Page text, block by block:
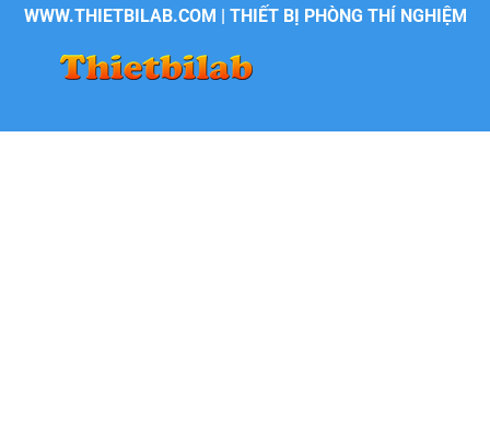
WWW.THIETBILAB.COM | THIẾT BỊ PHÒNG THÍ NGHIỆM